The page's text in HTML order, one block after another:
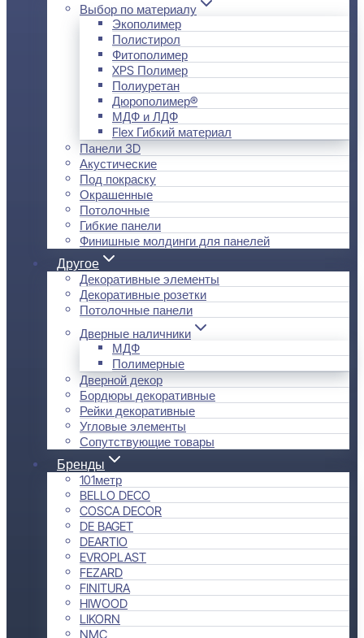
Выбор по материалу
Экополимер
Полистирол
Фитополимер
XPS Полимер
Полиуретан
Дюрополимер®
МДФ и ЛДФ
Flex Гибкий материал
Панели 3D
Акустические
Под покраску
Окрашенные
Потолочные
Гибкие панели
Финишные молдинги для панелей
Другое
Декоративные элементы
Декоративные розетки
Потолочные панели
Дверные наличники
МДФ
Полимерные
Дверной декор
Бордюры декоративные
Рейки декоративные
Угловые элементы
Сопутствующие товары
Бренды
101метр
BELLO DECO
COSCA DECOR
DE BAGET
DEARTIO
EVROPLAST
FEZARD
FINITURA
HIWOOD
LIKORN
NMC